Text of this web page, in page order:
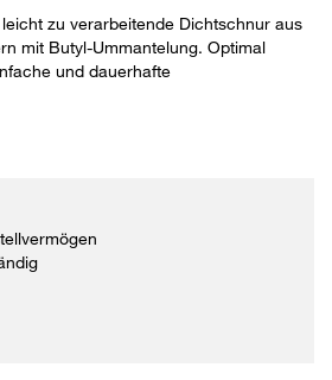
zu verarbeitende Dichtschnur aus
mit Butyl-Ummantelung. Optimal
und dauerhafte